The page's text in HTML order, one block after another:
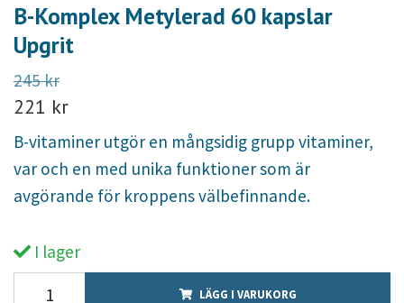
B-Komplex Metylerad 60 kapslar
Upgrit
245 kr
221 kr
B-vitaminer utgör en mångsidig grupp vitaminer,
var och en med unika funktioner som är
avgörande för kroppens välbefinnande.
I lager
LÄGG I VARUKORG